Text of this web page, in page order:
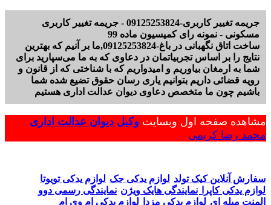
جریمه تغییر کاربری-09125253824 - جریمه تغییر کاربری
مسکونی - نمونه رای کمیسیون ماده 99
ساخت اتاق نگهبانی در باغ-09125253824,ما بر آنیم که بهترین
نتایج را بر اساس تجربیاتمان در دعاوی که به ما می‌سپارید برای
شما به ارمغان بیاوریم و امیدواریم که با شناختی که از قانون و
رویه قضائی داریم بتوانیم یاری رسان حقوق تضیع شده شما
باشیم چون ما متخصص دعاوی دیوان عدالت اداری هستیم
مشاهده صفحه اول وبسایت وکیل دیوان عدالت اداری
محمد رضا کریمی
سفارش آنلاین کیک تولد لوازم یدکی جک لوازم یدکی تویوتا
لوازم یدکی کاپرا
نمایندگی هایک ویژن نمایندگی رسمی دوو
المنت میله ای لوازم یدکی مزدا
لوازم یدکی ام وی ام